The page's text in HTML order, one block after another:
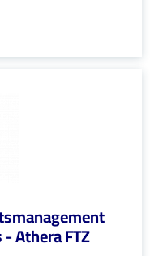
Athera FTZ